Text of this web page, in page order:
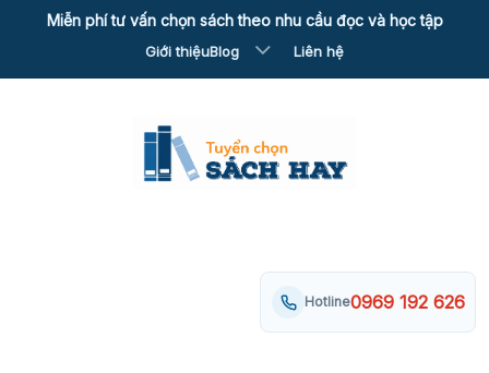
Miễn phí tư vấn chọn sách theo nhu cầu đọc và học tập
Giới thiệuBlog Liên hệ
Hotline0969 192 626